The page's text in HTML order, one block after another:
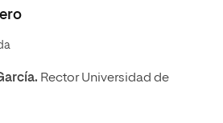
. Rector Universidad de